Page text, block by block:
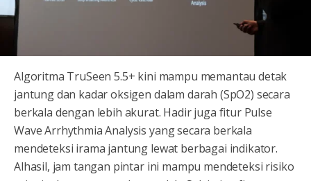
Algoritma TruSeen 5.5+ kini mampu memantau detak
jantung dan kadar oksigen dalam darah (SpO2) secara
berkala dengan lebih akurat. Hadir juga fitur Pulse
Wave Arrhythmia Analysis yang secara berkala
mendeteksi irama jantung lewat berbagai indikator.
Alhasil, jam tangan pintar ini mampu mendeteksi risiko